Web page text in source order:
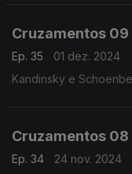
Cruzamentos
Ep. 35
01 dez. 2024
Kandinsky e
Cruzamentos
Ep. 34
24 nov. 2024